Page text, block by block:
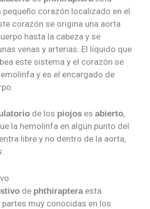
corazón localizado en el
corazón se origina una aorta
hasta la cabeza y se
venas y arterias. El líquido que
este sistema y el corazón se
y es el encargado de
de los piojos es abierto,
la hemolinfa en algún punto del
libre y no dentro de la aorta,
de phthirapteraesta
muy conocidas en los